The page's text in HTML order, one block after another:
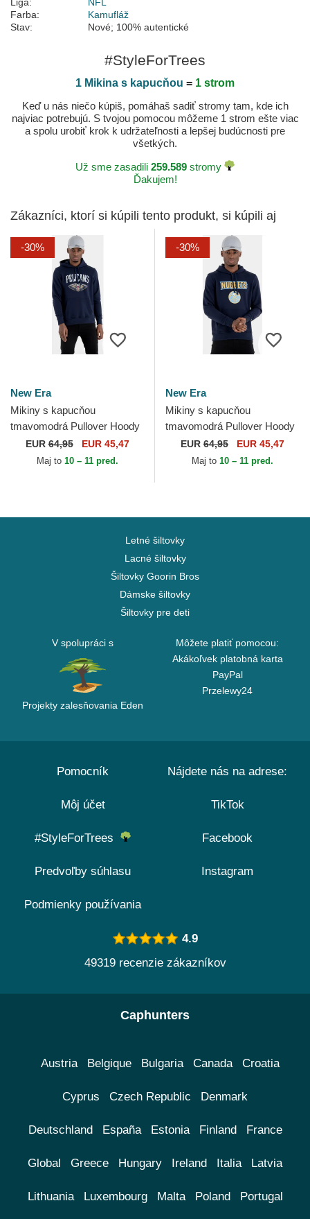
Liga:
NFL
Farba:
Kamufláž
Stav:
Nové; 100% autentické
#StyleForTrees
1 Mikina s kapucňou = 1 strom
Keď u nás niečo kúpiš, pomáhaš sadiť stromy tam, kde ich
najviac potrebujú. S tvojou pomocou môžeme 1 strom ešte viac
a spolu urobiť krok k udržateľnosti a lepšej budúcnosti pre
všetkých.
Už sme zasadili 259.589 stromy
Ďakujem!
Zákazníci, ktorí si kúpili tento produkt, si kúpili aj
-30%
New Era
Mikiny s kapucňou
tmavomodrá Pullover Hoody
New Orleans Pelicans NBA
New Era
EUR64,95 EUR 45,47
Maj to 10 – 11 pred.
-30%
New Era
Mikiny s kapucňou
tmavomodrá Pullover Hoody
Denver Nuggets NBA New
EUR 64,95 EUR 45,47
Maj to 10 – 11 pred.
Letné šiltovky
Lacné šiltovky
Šiltovky Goorin Bros
Dámske šiltovky
Šiltovky pre deti
V spolupráci s
Projekty zalesňovania Eden
Môžete platiť pomocou:
Akákoľvek platobná karta
PayPal
Przelewy24
Pomocník
Môj účet
#StyleForTrees
Predvoľby súhlasu
Podmienky používania
Nájdete nás na adrese:
TikTok
Facebook
Instagram
4.9
49319 recenzie zákazníkov
Caphunters
Austria Belgique Bulgaria Canada Croatia
Cyprus Czech Republic Denmark
Deutschland España Estonia Finland France
Global Greece Hungary Ireland Italia Latvia
Lithuania Luxembourg Malta Poland Portugal